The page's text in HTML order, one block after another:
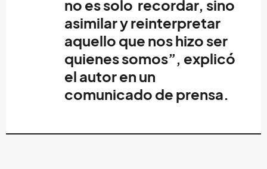
no es solo recordar, sino
asimilar y reinterpretar
aquello que nos hizo ser
quienes somos”, explicó
el autor en un
comunicado de prensa.